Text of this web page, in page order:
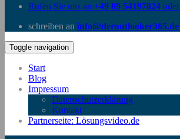
Rufen Sie uns an +49 89 54197824 oder
schreiben an info@deroutlooker365.de
Toggle navigation
Start
Blog
Impressum
Datenschutzerklärung
Kontakt
Partnerseite: Lösungsvideo.de